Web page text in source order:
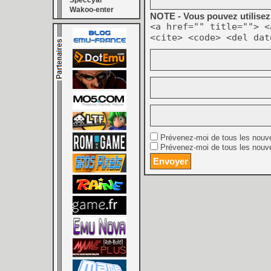
Wakoo-enter
NOTE - Vous pouvez
<a href="" title="">
<cite> <code> <del
Prévenez-moi de tous les
Prévenez-moi de tous les